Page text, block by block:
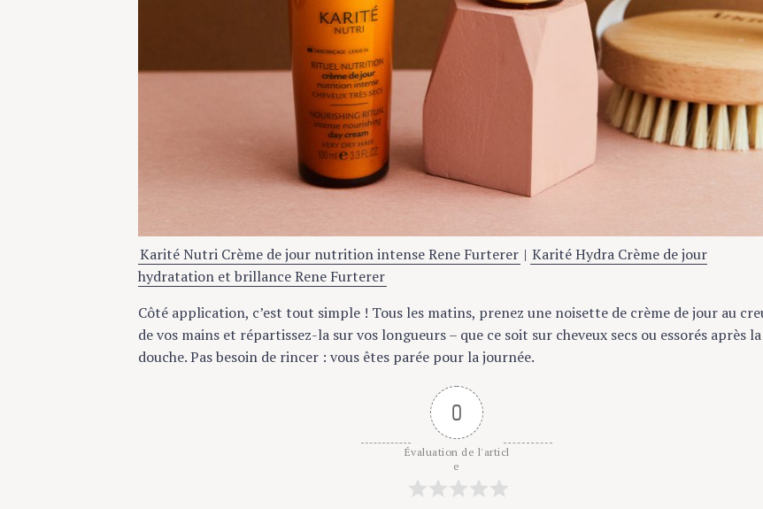
Karité Nutri Crème de jour nutrition intense Rene Furterer| Karité Hydra Crème de jour
hydratation et brillance Rene Furterer
Côté application, c’est tout simple ! Tous les matins, prenez une noisette de crème de jour au creux
de vos mains et répartissez-la sur vos longueurs – que ce soit sur cheveux secs ou essorés après la
douche. Pas besoin de rincer : vous êtes parée pour la journée.
Évaluation de l'articl